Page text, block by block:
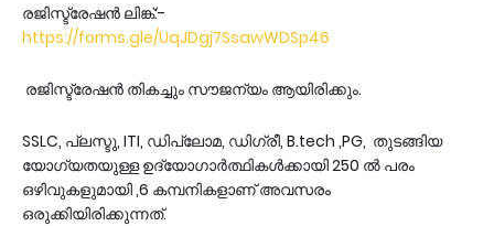
രജിസ്ട്രേഷൻ ലിങ്ക്:-
https://forms.gle/UqJDgj7SsawWDSp46
രജിസ്ട്രേഷൻ തികച്ചും സൗജന്യം ആയിരിക്കും.
SSLC, പ്ലസ്ടു, ITI, ഡിപ്ലോമ, ഡിഗ്രീ, B.tech ,PG, തുടങ്ങിയ
യോഗ്യതയുള്ള ഉദ്യോഗാർത്ഥികൾക്കായി 250 ൽ പരം
ഒഴിവുകളുമായി ,6 കമ്പനികളാണ് അവസരം
ഒരുക്കിയിരിക്കുന്നത്.